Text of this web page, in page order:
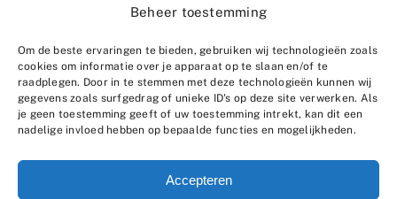
Beheer toestemming
Om de beste ervaringen te bieden, gebruiken wij technologieën zoals
cookies om informatie over je apparaat op te slaan en/of te
raadplegen. Door in te stemmen met deze technologieën kunnen wij
gegevens zoals surfgedrag of unieke ID's op deze site verwerken. Als
je geen toestemming geeft of uw toestemming intrekt, kan dit een
nadelige invloed hebben op bepaalde functies en mogelijkheden.
Accepteren